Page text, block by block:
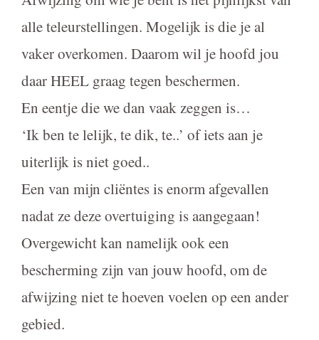
alle teleurstellingen. Mogelijk is die je al
vaker overkomen. Daarom wil je hoofd jou
daar HEEL graag tegen beschermen.
En eentje die we dan vaak zeggen is…
‘Ik ben te lelijk, te dik, te..’ of iets aan je
uiterlijk is niet goed..
Een van mijn cliëntes is enorm afgevallen
nadat ze deze overtuiging is aangegaan!
Overgewicht kan namelijk ook een
bescherming zijn van jouw hoofd, om de
afwijzing niet te hoeven voelen op een ander
gebied.